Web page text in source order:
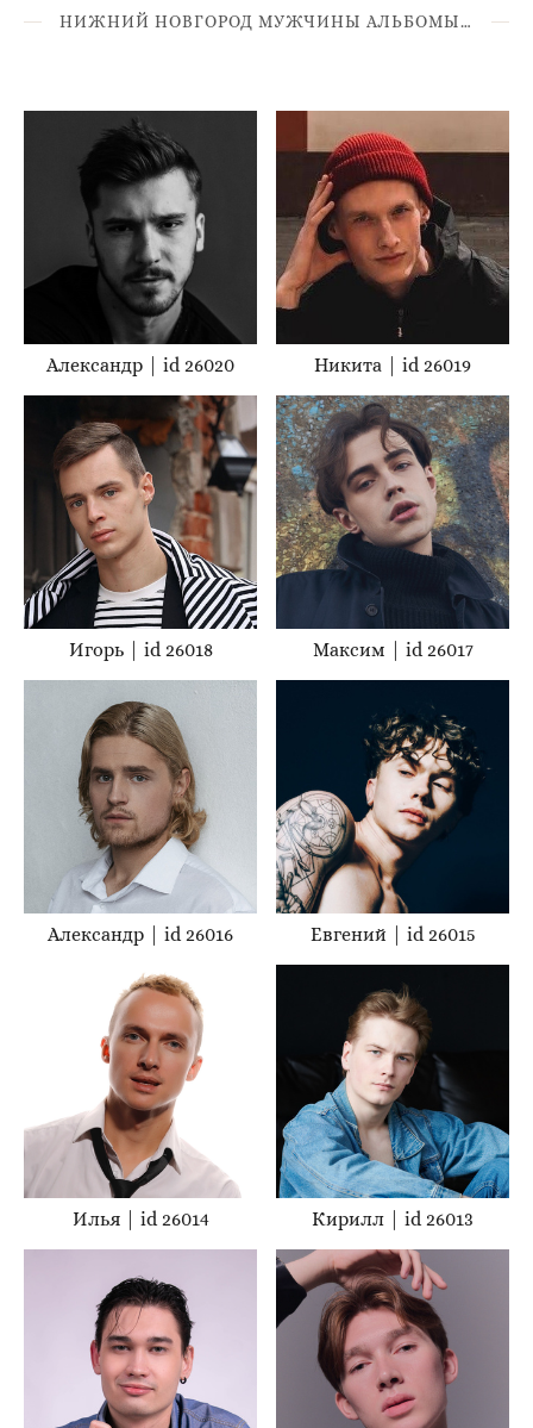
НИЖНИЙ НОВГОРОД МУЖЧИНЫ АЛЬБОМЫ ID 26****
Александр | id 26020 Никита | id 26019
Игорь | id 26018 Максим | id 26017
Александр | id 26016 Евгений | id 26015
Илья | id 26014 Кирилл | id 26013